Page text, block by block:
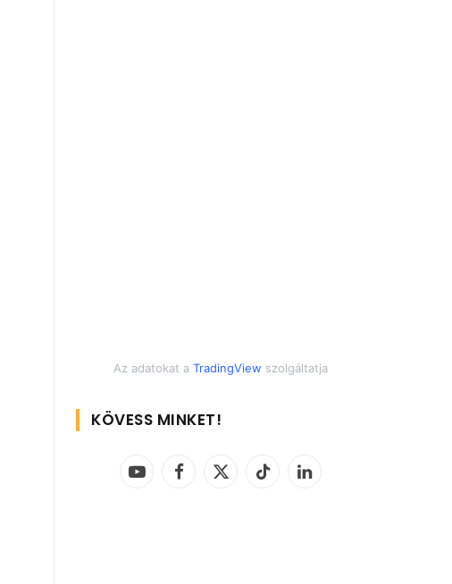
Az adatokat a TradingView szolgáltatja
KÖVESS MINKET!
YouTubeFacebook
X
TikTok LinkedIn